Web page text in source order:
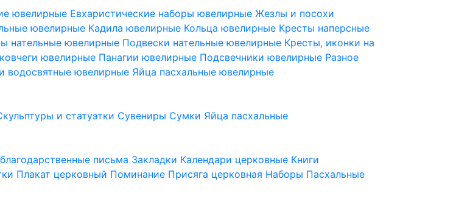
ювелирные Евхаристические наборы ювелирныеЖезлы и посохи
ювелирные Кадила ювелирные Кольца ювелирные Кресты наперсные
нательные ювелирные Подвески нательные ювелирные Кресты, иконки на
ювелирные Панагии ювелирные Подсвечники ювелирные Разное
водосвятные ювелирные Яйца пасхальные ювелирные
и статуэтки Сувениры Сумки Яйца пасхальные
письма Закладки Календари церковные Книги
Плакат церковный Поминание Присяга церковная Наборы Пасхальные